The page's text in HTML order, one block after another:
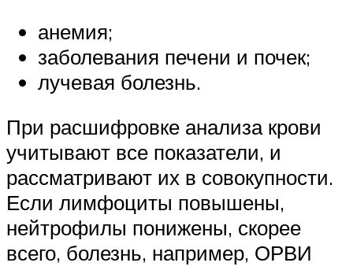
анемия;
заболевания печени и почек;
лучевая болезнь.
При расшифровке анализа крови
учитывают все показатели, и
рассматривают их в совокупности.
Если лимфоциты повышены,
нейтрофилы понижены, скорее
всего, болезнь, например, ОРВИ